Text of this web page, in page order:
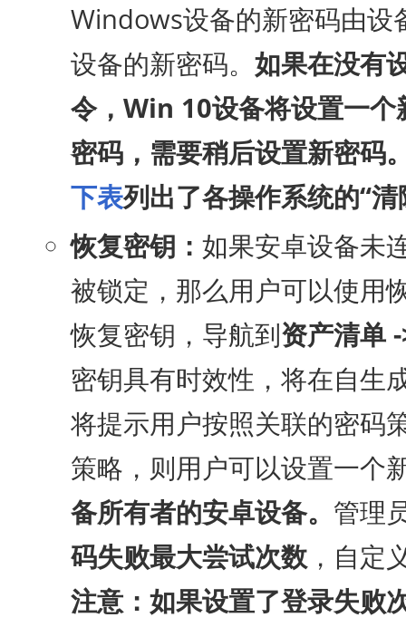
Windows设备的新密码由设
设备的新密码。 如果在没有
令，Win 10设备将设置一
密码，需要稍后设置新密码
下表列出了各操作系统的“
恢复密钥： 如果安卓设备未
被锁定，那么用户可以使用
恢复密钥，导航到资产清单
密钥具有时效性，将在自生
将提示用户按照关联的密码
策略，则用户可以设置一个
备所有者的安卓设备。 管理
码失败最大尝试次数，自定
注意：如果设置了登录失败